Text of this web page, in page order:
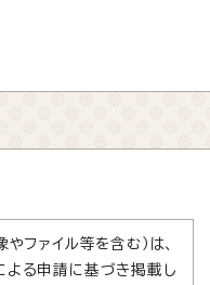
ファイル等を含む）は、
る申請に基づき掲載し